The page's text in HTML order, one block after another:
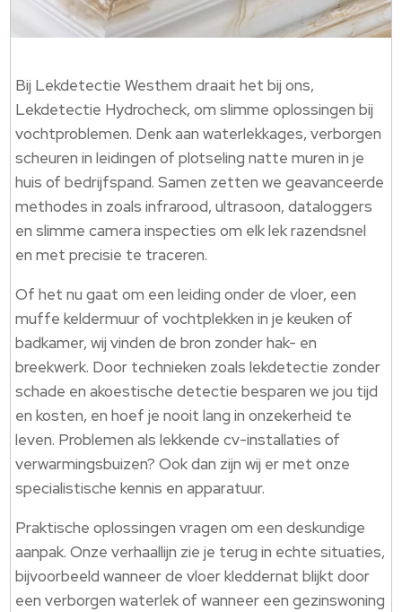
Bij Lekdetectie Westhem draait het bij ons,
Lekdetectie Hydrocheck, om slimme oplossingen bij
vochtproblemen.​ Denk aan waterlekkages, verborgen
scheuren in leidingen of plotseling natte muren in je
huis of bedrijfspand.​ Samen zetten we geavanceerde
methodes in zoals infrarood, ultrasoon, dataloggers
en slimme camera inspecties om elk lek razendsnel
en met precisie te traceren.​
Of het nu gaat om een leiding onder de vloer, een
muffe keldermuur of vochtplekken in je keuken of
badkamer, wij vinden de bron zonder hak- en
breekwerk.​ Door technieken zoals lekdetectie zonder
schade en akoestische detectie besparen we jou tijd
en kosten, en hoef je nooit lang in onzekerheid te
leven.​ Problemen als lekkende cv-installaties of
verwarmingsbuizen? Ook dan zijn wij er met onze
specialistische kennis en apparatuur.​
Praktische oplossingen vragen om een deskundige
aanpak.​ Onze verhaallijn zie je terug in echte situaties,
bijvoorbeeld wanneer de vloer kleddernat blijkt door
een verborgen waterlek of wanneer een gezinswoning